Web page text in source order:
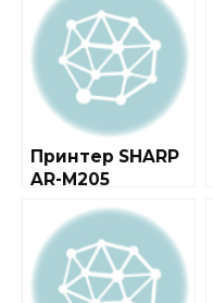
Принтер SHARP
AR-M205